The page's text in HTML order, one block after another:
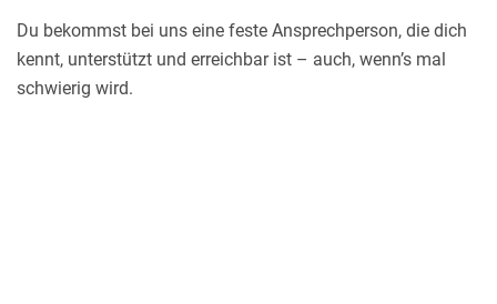
Du bekommst bei uns eine feste Ansprechperson, die dich
kennt, unterstützt und erreichbar ist – auch, wenn’s mal
schwierig wird.